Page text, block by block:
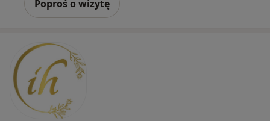
Poproś o wizytę